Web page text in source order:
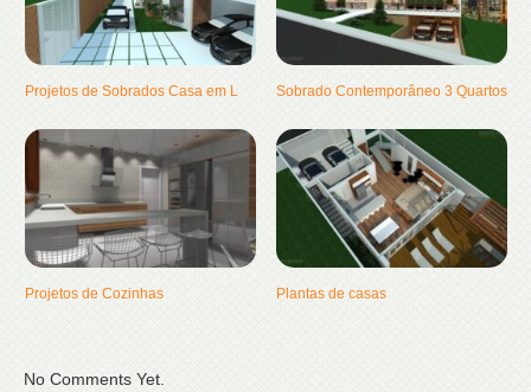
Projetos de Sobrados Casa em L Sobrado Contemporâneo 3 Quartos
Projetos de Cozinhas Plantas de casas
No Comments Yet.